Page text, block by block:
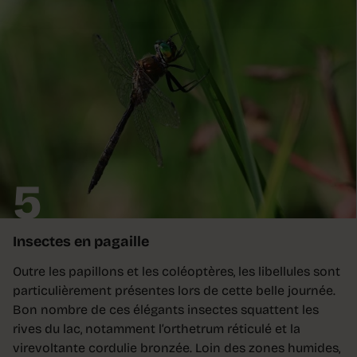
5
Insectes en pagaille
Outre les papillons et les coléoptères, les libellules sont
particulièrement présentes lors de cette belle journée.
Bon nombre de ces élégants insectes squattent les
rives du lac, notamment l’orthetrum réticulé et la
virevoltante cordulie bronzée. Loin des zones humides,